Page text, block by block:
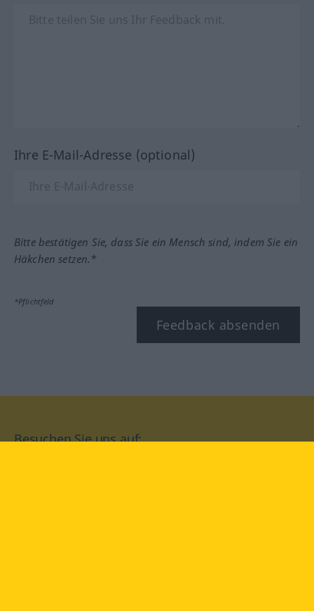
Ihre E-Mail-Adresse (optional)
Bitte bestätigen Sie, dass Sie ein Mensch sind, indem Sie ein
Häkchen setzen.*
*Pflichtfeld
Feedback absenden
Besuchen Sie uns auf: